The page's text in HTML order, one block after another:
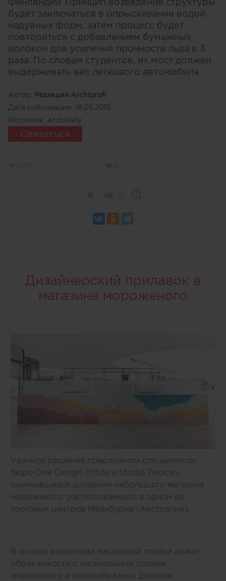
Финляндии. Принцип возведения структуры
будет заключаться в опрыскивании водой
надувных форм, затем процесс будет
повторяться с добавлением бумажных
волокон для усиления прочности льда в 3
раза. По словам студентов, их мост должен
выдерживать вес легкового автомобиля.
Автор: Редакция Archiprofi
Дата публикации: 18.05.2015
Источник: ArchDaily
Связаться
Дизайнерский прилавок в
магазине мороженого
Удачное решение предложили специалисты
бюро One Design Office и Studio Twocan,
занимавшиеся дизайном небольшого магазина
мороженого, расположенного в одном из
торговых центров Мельбурна (Австралия).
В основе концепции массивной стойки лежит
образ емкости с несколькими слоями
мороженого и разнообразных добавок.